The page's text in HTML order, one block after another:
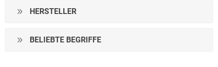
HERSTELLER
BELIEBTE BEGRIFFE